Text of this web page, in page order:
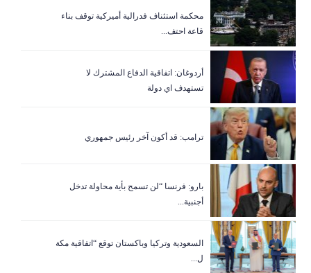
‏محكمة استئناف فدرالية أميركية توقف بناء
قاعة احتف...
أردوغان: اتفاقية الدفاع المشترك لا
تستهدف اي دولة
ترامب: قد أكون آخر رئيس جمهوري
بارو: فرنسا “لن تسمح بأية محاولة تدخل
أجنبية...
السعودية وتركيا وباكستان توقع “اتفاقية مكة
ل...